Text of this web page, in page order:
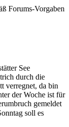
Forums-Vorgaben
See
durch die
verregnet, da bin
der Woche ist für
gemeldet
soll es